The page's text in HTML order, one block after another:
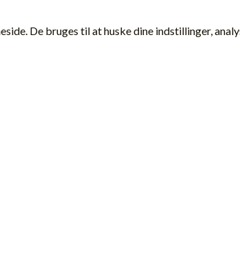
De bruges til at huske dine indstillinger,